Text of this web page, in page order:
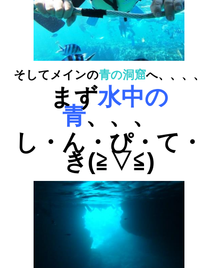
そしてメインの青の洞窟へ、、、、
まず水中の
青、、、
し・ん・ぴ・て・
き(≧▽≦)